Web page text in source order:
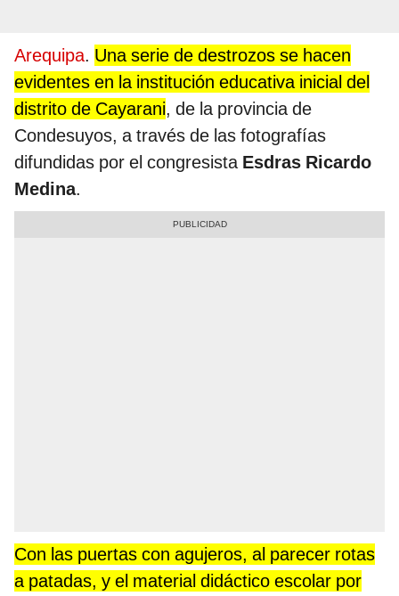
Arequipa. Una serie de destrozos se hacen
evidentes en la institución educativa inicial del
distrito de Cayarani, de la provincia de
Condesuyos, a través de las fotografías
difundidas por el congresista Esdras Ricardo
Medina.
Con las puertas con agujeros, al parecer rotas
a patadas, y el material didáctico escolar por